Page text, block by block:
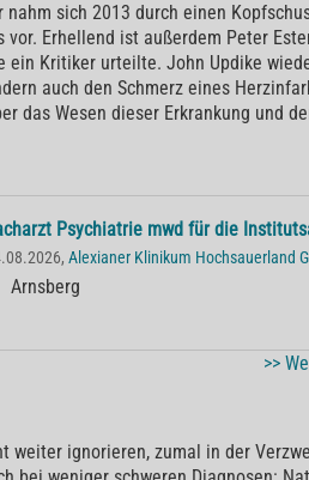
sich 2013 durch einen
Erhellend ist außerdem Peter
Kritiker urteilte. John Updike
auch den Schmerz eines
das Wesen dieser Erkrankung und
Psychiatrie mwd für die
Alexianer Klinikum Hochsauerland
Arnsberg
>>
ignorieren, zumal in der